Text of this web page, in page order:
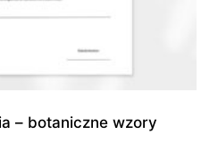
– botaniczne wzory